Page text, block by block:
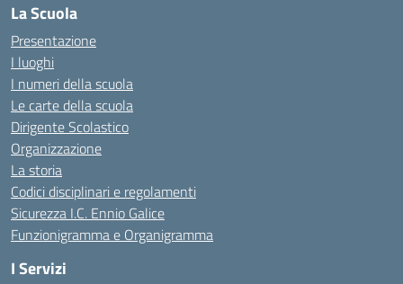
La Scuola
Presentazione
I luoghi
I numeri della scuola
Le carte della scuola
Dirigente Scolastico
Organizzazione
La storia
Codici disciplinari e regolamenti
Sicurezza I.C. Ennio Galice
Funzionigramma e Organigramma
I Servizi